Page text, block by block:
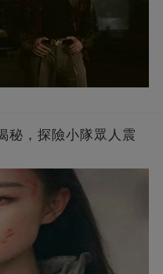
秘，探險小隊眾人震